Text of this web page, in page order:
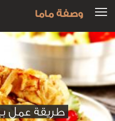
وصفة ماما
طريقة عمل